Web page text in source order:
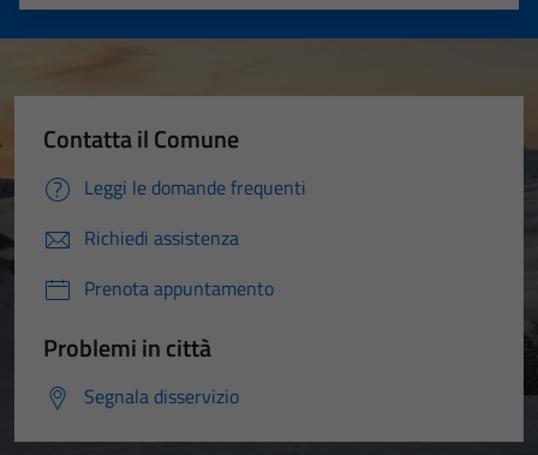
Contatta il Comune
Leggi le domande frequenti
Richiedi assistenza
Prenota appuntamento
Problemi in città
Segnala disservizio